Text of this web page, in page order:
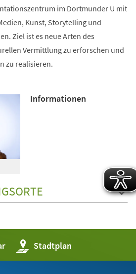
im Dortmunder U mit
Kunst, Storytelling und
Ziel ist es neue Arten des
Vermittlung zu erforschen und
zu realisieren.
Informationen
Stadtplan
(Öffnet
in
einem